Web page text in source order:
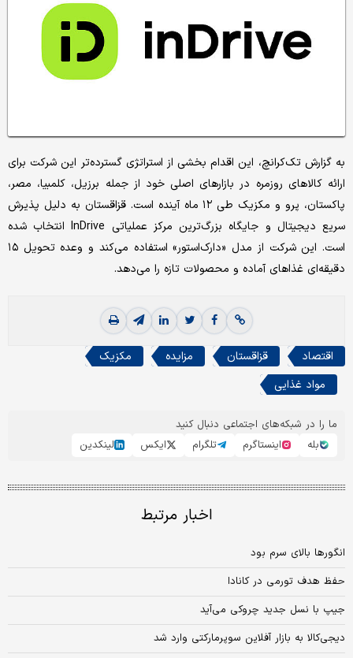
به گزارش تک‌کرانچ، این اقدام بخشی از استراتژی گسترده‌تر این شرکت برای
ارائه کالاهای روزمره در بازارهای اصلی خود از جمله برزیل، کلمبیا، مصر،
پاکستان، پرو و مکزیک طی ۱۲ ماه آینده است. قزاقستان به دلیل پذیرش
سریع دیجیتال و جایگاه بزرگ‌ترین مرکز عملیاتی InDrive انتخاب شده
است. این شرکت از مدل «دارک‌استور» استفاده می‌کند و وعده تحویل ۱۵
دقیقه‌ای غذاهای آماده و محصولات تازه را می‌دهد.
اقتصاد قزاقستان مزایده
مکزیک
مواد غذایی
ما را در شبکه‌های اجتماعی دنبال کنید
بله
اینستاگرم تلگرام ایکس لینکدین
اخبار مرتبط
انگورها بالای سرم بود
حفظ هدف تورمی در کانادا
جیپ با نسل جدید چروکی می‌آید
دیجی‌کالا به بازار آفلاین سوپرمارکتی وارد شد